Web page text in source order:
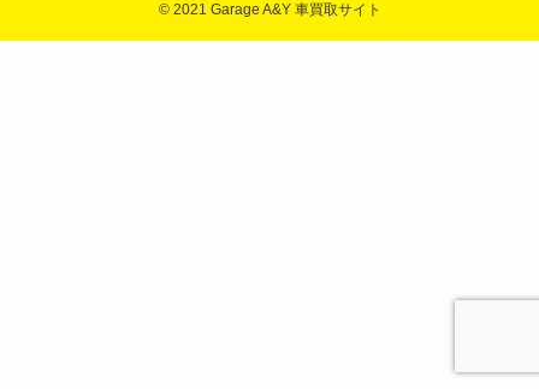
©2021 Garage A&Y 車買取サイト